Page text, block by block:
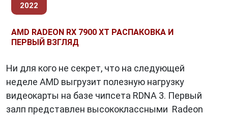
2022
AMD RADEON RX 7900 XT РАСПАКОВКА И
ПЕРВЫЙ ВЗГЛЯД
Ни для кого не секрет, что на следующей
неделе AMD выгрузит полезную нагрузку
видеокарты на базе чипсета RDNA 3. Первый
залп представлен высококлассными Radeon